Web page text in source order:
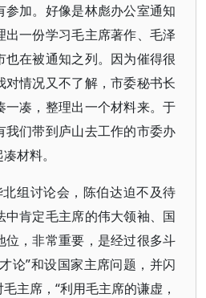
参加。好像是林彪办公室通知
一份学习毛主席著作、毛泽
也在被通知之列。因为催得很
情况又不了解，市委秘书长
一凑，整理出一个材料来。于
我们带到庐山去工作的市委办
材料。
组讨论会，陈伯达迫不及待
肯定毛主席的伟大领袖、国
位，非常重要，是经过很多斗
论”和设国家主席问题，并闪
主席，“利用毛主席的谦虚，